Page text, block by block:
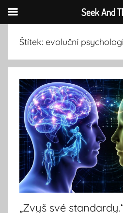
obsahu
Štítek: evoluční
„Zvyš své
Seek And